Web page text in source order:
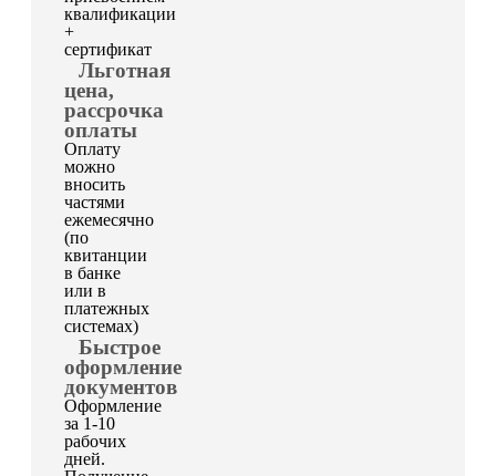
квалификации
+
сертификат
Льготная
цена,
рассрочка
оплаты
Оплату
можно
вносить
частями
ежемесячно
(по
квитанции
в банке
или в
платежных
системах)
Быстрое
оформление
документов
Оформление
за 1-10
рабочих
дней.